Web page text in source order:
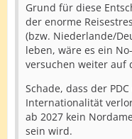
Grund für diese
der enorme
(bzw. Niederlande/
leben, wäre es ein
versuchen weiter auf
Schade, dass der
Internationalität
ab 2027 kein
sein wird.